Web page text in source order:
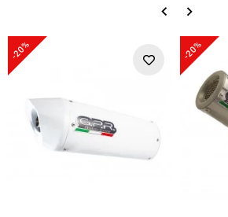
-20% -20%